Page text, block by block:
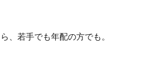
、若手でも年配の方でも。